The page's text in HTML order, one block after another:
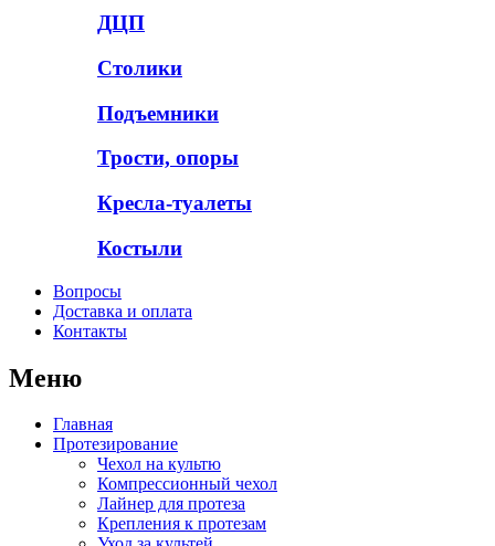
ДЦП
Столики
Подъемники
Трости, опоры
Кресла-туалеты
Костыли
Вопросы
Доставка и оплата
Контакты
Меню
Главная
Протезирование
Чехол на культю
Компрессионный чехол
Лайнер для протеза
Крепления к протезам